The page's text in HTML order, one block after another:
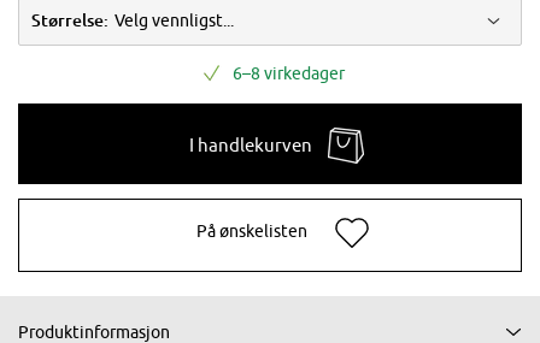
Størrelse: Velg vennligst...
6–8 virkedager
I handlekurven
På ønskelisten
Produktinformasjon